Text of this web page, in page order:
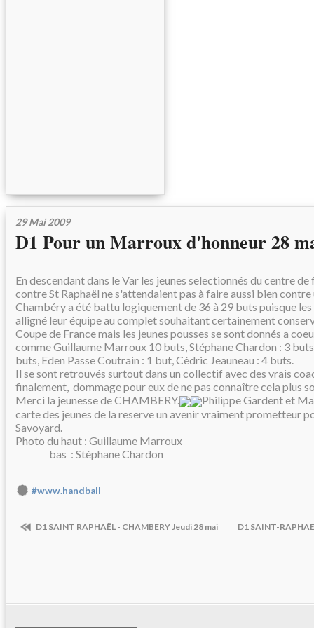
29 Mai 2009
D1 Pour un Marroux d'honneur 28
En descendant dans le Var les jeunes selectionnés du centre
contre St Raphaël ne s'attendaient pas à faire aussi bien
Chambéry a été battu logiquement de 36 à 29 buts puisque
alligné leur équipe au complet souhaitant certainement
Coupe de France mais les jeunes pousses se sont donnés a
comme Guillaume Marroux 10 buts, Stéphane Chardon : 3
buts, Eden Passe Coutrain : 1 but, Cédric Jeauneau : 4 buts.
Il se sont retrouvés surtout dans un collectif avec des vrais
finalement, dommage pour eux de ne pas connaître cela plus
Merci la jeunesse de CHAMBERY.
Philippe Gardent et
carte des jeunes de la reserve un avenir vraiment prometteur
Savoyard.
Photo du haut : Guillaume Marroux
bas : Stéphane Chardon
#www.handball
D1 SAINT RAPHAËL - CHAMBERY Jeudi 28 mai D1 SAINT-